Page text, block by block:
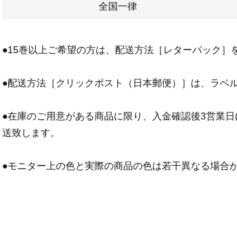
全国一律
●在庫のご用意がある商品に限り、入金確認後3営業
●モニター上の色と実際の商品の色は若干異なる場合